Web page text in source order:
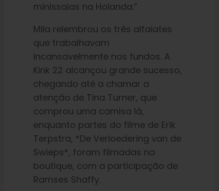
minissaias na Holanda.”
Mila relembrou os três alfaiates
que trabalhavam
incansavelmente nos fundos. A
Kink 22 alcançou grande sucesso,
chegando até a chamar a
atenção de Tina Turner, que
comprou uma camisa lá,
enquanto partes do filme de Erik
Terpstra, *De Verloedering van de
Swieps*, foram filmadas na
boutique, com a participação de
Ramses Shaffy.